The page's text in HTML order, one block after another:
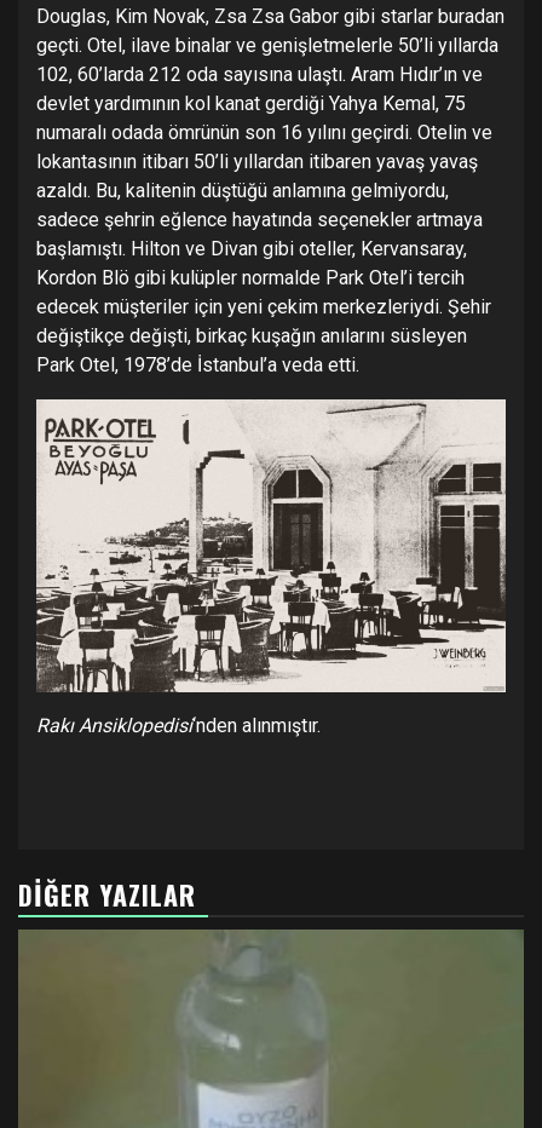
Douglas, Kim Novak, Zsa Zsa Gabor gibi starlar buradan
geçti. Otel, ilave binalar ve genişletmelerle 50’li yıllarda
102, 60’larda 212 oda sayısına ulaştı. Aram Hıdır’ın ve
devlet yardımının kol kanat gerdiği Yahya Kemal, 75
numaralı odada ömrünün son 16 yılını geçirdi. Otelin ve
lokantasının itibarı 50’li yıllardan itibaren yavaş yavaş
azaldı. Bu, kalitenin düştüğü anlamına gelmiyordu,
sadece şehrin eğlence hayatında seçenekler artmaya
başlamıştı. Hilton ve Divan gibi oteller, Kervansaray,
Kordon Blö gibi kulüpler normalde Park Otel’i tercih
edecek müşteriler için yeni çekim merkezleriydi. Şehir
değiştikçe değişti, birkaç kuşağın anılarını süsleyen
Park Otel, 1978’de İstanbul’a veda etti.
Rakı Ansiklopedisi‘nden alınmıştır.
DIĞER YAZILAR